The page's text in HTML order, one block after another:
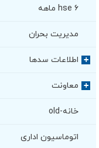
hse ۶ ماهه
مدیریت بحران
+ اطلاعات سدها
+ معاونت
خانه-old
اتوماسیون اداری